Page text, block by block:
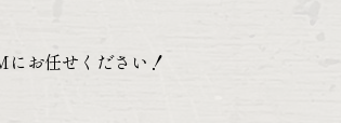
お任せください！